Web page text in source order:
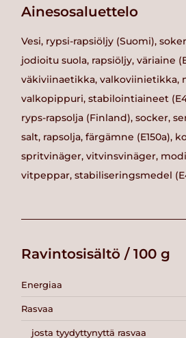
Ainesosaluettelo
Vesi, rypsi-rapsiöljy (Suomi),
jodioitu suola, rapsiöljy, väriaine
väkiviinaetikka, valkoviinietikka,
valkopippuri, stabilointiaineet
ryps-rapsolja (Finland), socker,
salt, rapsolja, färgämne (E150a),
spritvinäger, vitvinsvinäger,
vitpeppar, stabiliseringsmedel
Ravintosisältö / 100 g
Energiaa
Rasvaa
josta tyydyttynyttä rasvaa